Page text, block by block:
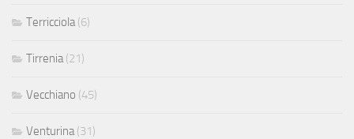
Terricciola (6)
Tirrenia (21)
Vecchiano (45)
Venturina (31)